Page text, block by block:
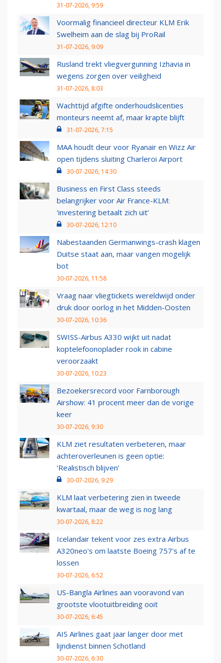
31-07-2026, 9:59
Voormalig financieel directeur KLM Erik
Swelheim aan de slag bij ProRail
31-07-2026, 9:09
Rusland trekt vliegvergunning Izhavia in
wegens zorgen over veiligheid
31-07-2026, 8:03
Wachttijd afgifte onderhoudslicenties
monteurs neemt af, maar krapte blijft
31-07-2026, 7:15
MAA houdt deur voor Ryanair en Wizz Air
open tijdens sluiting Charleroi Airport
30-07-2026, 14:30
Business en First Class steeds
belangrijker voor Air France-KLM:
‘investering betaalt zich uit’
30-07-2026, 12:10
Nabestaanden Germanwings-crash klagen
Duitse staat aan, maar vangen mogelijk
bot
30-07-2026, 11:58
Vraag naar vliegtickets wereldwijd onder
druk door oorlog in het Midden-Oosten
30-07-2026, 10:36
SWISS-Airbus A330 wijkt uit nadat
koptelefoonoplader rook in cabine
veroorzaakt
30-07-2026, 10:23
Bezoekersrecord voor Farnborough
Airshow: 41 procent meer dan de vorige
keer
30-07-2026, 9:30
KLM ziet resultaten verbeteren, maar
achteroverleunen is geen optie:
‘Realistisch blijven’
30-07-2026, 9:29
KLM laat verbetering zien in tweede
kwartaal, maar de weg is nog lang
30-07-2026, 8:22
Icelandair tekent voor zes extra Airbus
A320neo's om laatste Boeing 757's af te
lossen
30-07-2026, 6:52
US-Bangla Airlines aan vooravond van
grootste vlootuitbreiding ooit
30-07-2026, 6:45
AIS Airlines gaat jaar langer door met
lijndienst binnen Schotland
30-07-2026, 6:30